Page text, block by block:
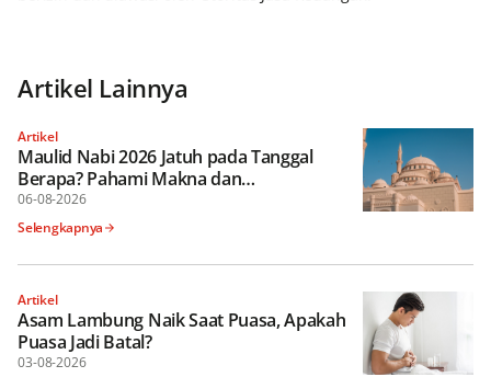
Artikel Lainnya
Artikel
Maulid Nabi 2026 Jatuh pada Tanggal
Berapa? Pahami Makna dan
Keutamaannya
06-08-2026
Selengkapnya
Artikel
Asam Lambung Naik Saat Puasa, Apakah
Puasa Jadi Batal?
03-08-2026